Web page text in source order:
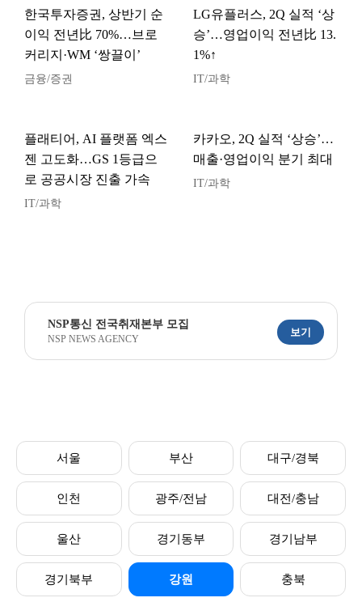
한국투자증권, 상반기 순
이익 전년比 70%…브로
커리지·WM ‘쌍끌이’
금융/증권
LG유플러스, 2Q 실적 ‘상
승’…영업이익 전년比 13.
1%↑
IT/과학
플래티어, AI 플랫폼 엑스
젠 고도화…GS 1등급으
로 공공시장 진출 가속
IT/과학
카카오, 2Q 실적 ‘상승’…
매출·영업이익 분기 최대
IT/과학
NSP통신 전국취재본부 모집
NSP NEWS AGENCY
보기
서울 부산 대구/경북
인천 광주/전남 대전/충남
울산 경기동부 경기남부
경기북부 강원 충북